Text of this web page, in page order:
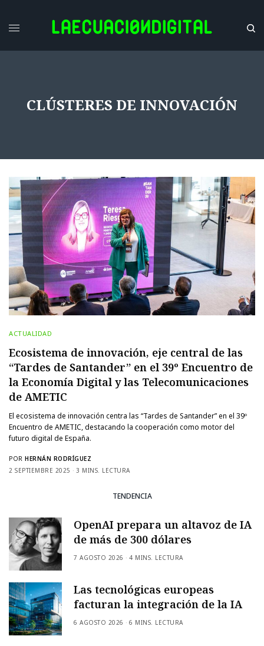
CLÚSTERES DE INNOVACIÓN
ACTUALIDAD
Ecosistema de innovación, eje central de las
“Tardes de Santander” en el 39º Encuentro de
la Economía Digital y las Telecomunicaciones
de AMETIC
El ecosistema de innovación centra las “Tardes de Santander” en el 39º
Encuentro de AMETIC, destacando la cooperación como motor del
futuro digital de España.
POR HERNÁN RODRÍGUEZ
2 SEPTIEMBRE 2025
3 MINS. LECTURA
TENDENCIA
OpenAI prepara un altavoz de IA
de más de 300 dólares
7 AGOSTO 2026 4 MINS. LECTURA
Las tecnológicas europeas
facturan la integración de la IA
6 AGOSTO 2026 6 MINS. LECTURA